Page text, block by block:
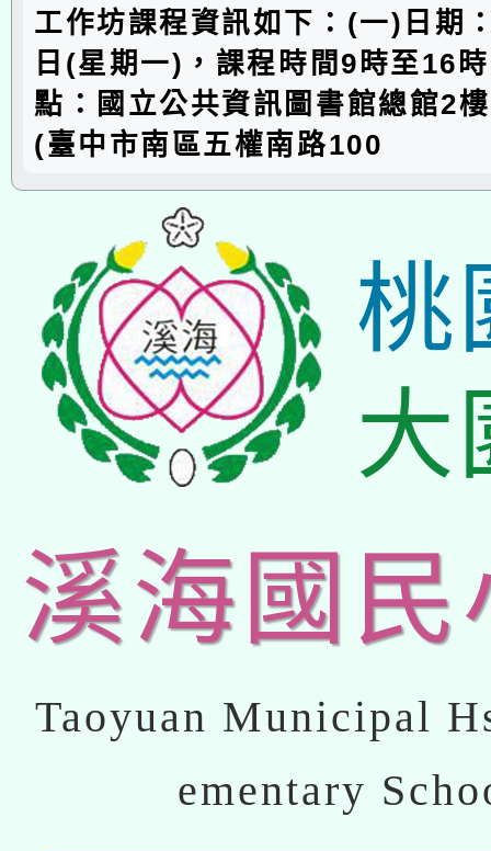
工作坊課程資訊如下：(一)日期
日(星期一)，課程時間9時至16
點：國立公共資訊圖書館總館2
(臺中市南區五權南路100
桃
大
溪海國民
Taoyuan Municipal
ementary